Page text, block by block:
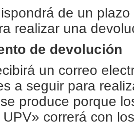
de un
realizar una
de devolución
un correo
a seguir para
produce porque
correrá con